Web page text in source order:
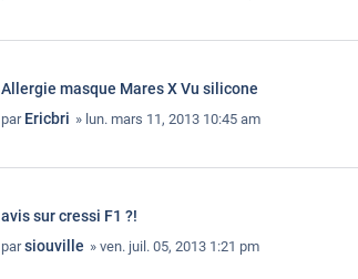
Allergie masque Mares X Vu silicone
par Ericbri » lun. mars 11, 2013 10:45 am
avis sur cressi F1 ?!
parsiouville » ven. juil. 05, 2013 1:21 pm